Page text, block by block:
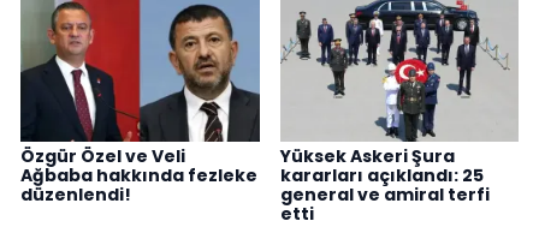
Özgür Özel ve Veli
Ağbaba hakkında fezleke
düzenlendi!
Yüksek Askeri Şura
kararları açıklandı: 25
general ve amiral terfi
etti